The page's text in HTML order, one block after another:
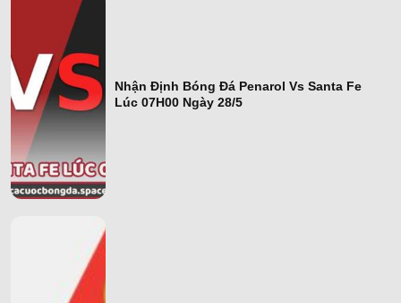
Nhận Định Bóng
Đá Penarol Vs
Santa Fe Lúc
07H00 Ngày
28/5
Nhận Định Bóng Đá Penarol Vs Santa Fe
Lúc 07H00 Ngày 28/5